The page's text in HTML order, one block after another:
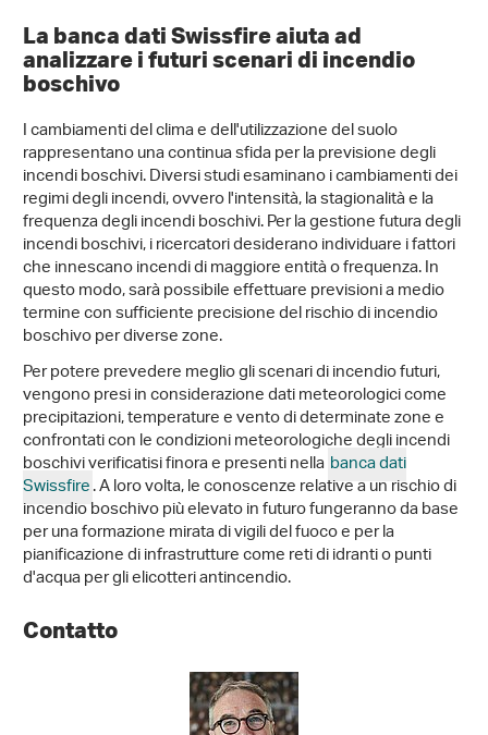
La banca dati Swissfire aiuta ad
analizzare i futuri scenari di incendio
boschivo
I cambiamenti del clima e dell'utilizzazione del suolo
rappresentano una continua sfida per la previsione degli
incendi boschivi. Diversi studi esaminano i cambiamenti dei
regimi degli incendi, ovvero l'intensità, la stagionalità e la
frequenza degli incendi boschivi. Per la gestione futura degli
incendi boschivi, i ricercatori desiderano individuare i fattori
che innescano incendi di maggiore entità o frequenza. In
questo modo, sarà possibile effettuare previsioni a medio
termine con sufficiente precisione del rischio di incendio
boschivo per diverse zone.
Per potere prevedere meglio gli scenari di incendio futuri,
vengono presi in considerazione dati meteorologici come
precipitazioni, temperature e vento di determinate zone e
confrontati con le condizioni meteorologiche degli incendi
boschivi verificatisi finora e presenti nella banca dati
Swissfire. A loro volta, le conoscenze relative a un rischio di
incendio boschivo più elevato in futuro fungeranno da base
per una formazione mirata di vigili del fuoco e per la
pianificazione di infrastrutture come reti di idranti o punti
d'acqua per gli elicotteri antincendio.
Contatto